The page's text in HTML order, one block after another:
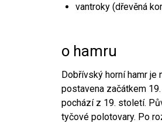
vantroky (dřevěná
o hamru
Dobřívský horní hamr je
postavena začátkem
pochází z 19. století.
tyčové polotovary. Po